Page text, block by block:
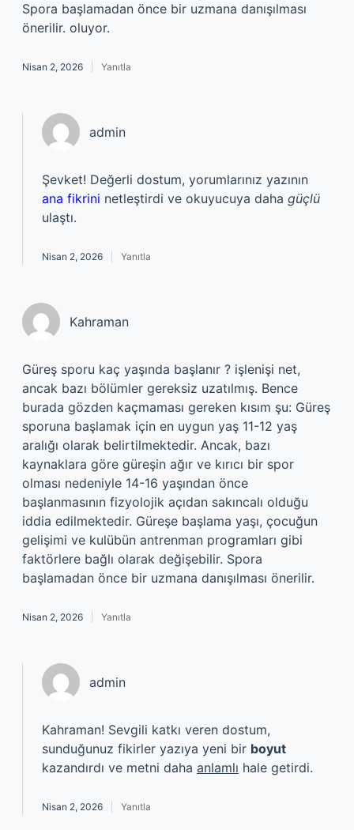
Spora başlamadan önce bir uzmana danışılması
önerilir. oluyor.
Nisan 2, 2026 Yanıtla
admin
Şevket! Değerli dostum, yorumlarınız yazının
ana fikrini netleştirdi ve okuyucuya daha güçlü
ulaştı.
Nisan 2, 2026 Yanıtla
Kahraman
Güreş sporu kaç yaşında başlanır ? işlenişi net,
ancak bazı bölümler gereksiz uzatılmış. Bence
burada gözden kaçmaması gereken kısım şu: Güreş
sporuna başlamak için en uygun yaş 11-12 yaş
aralığı olarak belirtilmektedir. Ancak, bazı
kaynaklara göre güreşin ağır ve kırıcı bir spor
olması nedeniyle 14-16 yaşından önce
başlanmasının fizyolojik açıdan sakıncalı olduğu
iddia edilmektedir. Güreşe başlama yaşı, çocuğun
gelişimi ve kulübün antrenman programları gibi
faktörlere bağlı olarak değişebilir. Spora
başlamadan önce bir uzmana danışılması önerilir.
Nisan 2, 2026 Yanıtla
admin
Kahraman! Sevgili katkı veren dostum,
sunduğunuz fikirler yazıya yeni bir boyut
kazandırdı ve metni daha anlamlı hale getirdi.
Nisan 2, 2026 Yanıtla